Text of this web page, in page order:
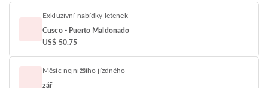
Exkluzivní nabídky letenek
Cusco - Puerto Maldonado
US$ 50.75
Měsíc nejnižšího jízdného
zář